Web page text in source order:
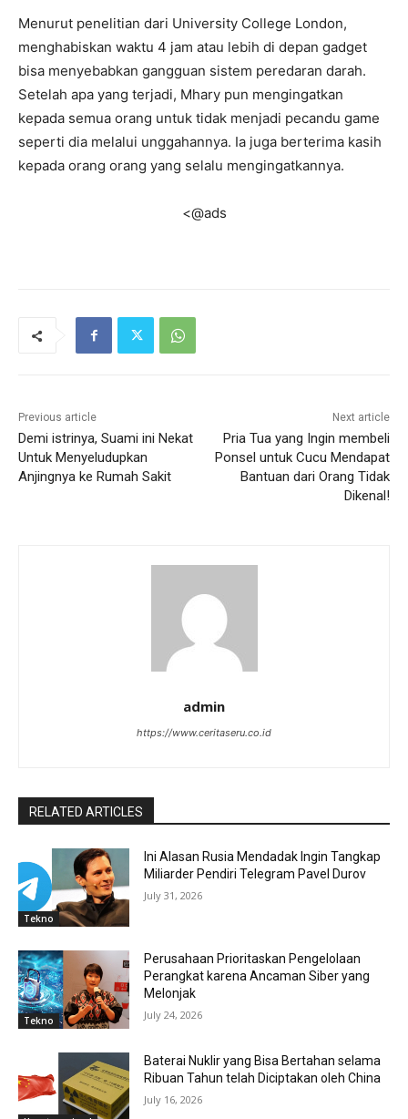
Menurut penelitian dari University College London,
menghabiskan waktu 4 jam atau lebih di depan gadget
bisa menyebabkan gangguan sistem peredaran darah.
Setelah apa yang terjadi, Mhary pun mengingatkan
kepada semua orang untuk tidak menjadi pecandu game
seperti dia melalui unggahannya. Ia juga berterima kasih
kepada orang orang yang selalu mengingatkannya.
<@ads
Previous article
Demi istrinya, Suami ini Nekat
Untuk Menyeludupkan
Anjingnya ke Rumah Sakit
Next article
Pria Tua yang Ingin membeli
Ponsel untuk Cucu Mendapat
Bantuan dari Orang Tidak
Dikenal!
admin
https://www.ceritaseru.co.id
RELATED ARTICLES
Tekno
Ini Alasan Rusia Mendadak Ingin Tangkap
Miliarder Pendiri Telegram Pavel Durov
July 31, 2026
Tekno
Perusahaan Prioritaskan Pengelolaan
Perangkat karena Ancaman Siber yang
Melonjak
July 24, 2026
Baterai Nuklir yang Bisa Bertahan selama
Ribuan Tahun telah Diciptakan oleh China
July 16, 2026